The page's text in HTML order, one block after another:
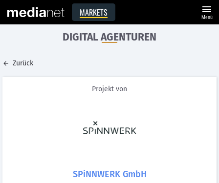
MARKETS menu
Menü
DIGITAL AGENTUREN
Zurück
Projekt von
SPiNNWERK GmbH